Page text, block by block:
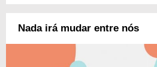
Nada irá mudar entre nós